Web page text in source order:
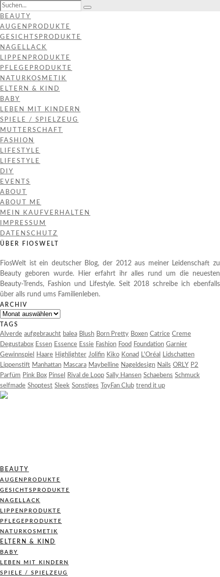
BEAUTY
AUGENPRODUKTE
GESICHTSPRODUKTE
NAGELLACK
LIPPENPRODUKTE
PFLEGEPRODUKTE
NATURKOSMETIK
ELTERN & KIND
BABY
LEBEN MIT KINDERN
SPIELE / SPIELZEUG
MUTTERSCHAFT
FASHION
LIFESTYLE
LIFESTYLE
DIY
EVENTS
ABOUT
ABOUT ME
MEIN KAUFVERHALTEN
IMPRESSUM
DATENSCHUTZ
ÜBER FIOSWELT
FiosWelt ist ein deutscher Blog, der 2012 aus meiner Leidenschaft zu
Beauty geboren wurde. Hier erfahrt ihr alles rund um die neuesten
Beauty-Trends, Fashion und Lifestyle. Seit 2018 schreibe ich ebenfalls
über alls rund ums Familienleben.
ARCHIV
Archiv
TAGS
Alverde aufgebraucht balea Blush Born Pretty Boxen Catrice Creme
Degustabox Essen Essence Essie Fashion Food Foundation Garnier
Gewinnspiel
Haare Highlighter Jolifin Kiko Konad L'Oréal
Lidschatten
Lippenstift Manhattan Mascara Maybelline Nageldesign Nails ORLY P2
Parfüm Pink Box Pinsel Rival de Loop Sally Hansen Schaebens Schmuck
selfmade Shoptest Sleek Sonstiges ToyFan Club trend it up
BEAUTY
AUGENPRODUKTE
GESICHTSPRODUKTE
NAGELLACK
LIPPENPRODUKTE
PFLEGEPRODUKTE
NATURKOSMETIK
ELTERN & KIND
BABY
LEBEN MIT KINDERN
SPIELE / SPIELZEUG